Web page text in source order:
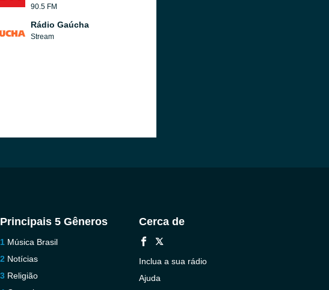
90.5 FM
Rádio Gaúcha
Stream
Principais 5 Gêneros
Música Brasil
Notícias
Religião
Cerca de
Inclua a sua rádio
Ajuda